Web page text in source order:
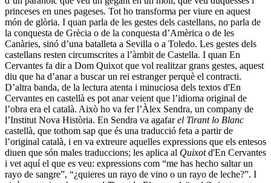
princeses en unes pageses. Tot ho transforma per viure en aquest
món de glòria. I quan parla de les gestes dels castellans, no parla de
la conquesta de Grècia o de la conquesta d’Amèrica o de les
Canàries, sinó d’una batalleta a Sevilla o a Toledo. Les gestes dels
castellans resten circumscrites a l’àmbit de Castella. I quan En
Cervantes fa dir a Dom Quixot que vol realitzar grans gestes, aquest
diu que ha d’anar a buscar un rei estranger perquè el contracti.
D’altra banda, de la lectura atenta i minuciosa dels textos d'En
Cervantes en castellà es pot anar veient que l’idioma original de
l’obra era el català. Això ho va fer l’Àlex Sendra, un company de
l’Institut Nova Història. En Sendra va agafarel Tirant lo Blanc
castellà, que tothom sap que és una traducció feta a partir de
l’original català, i en va extreure aquelles expressions que els entesos
diuen que són males traduccions; les aplica al Quixotd'En Cervantes
i vet aquí el que es veu: expressions com “me has hecho saltar un
rayo de sangre”, “¿quieres un rayo de vino o un rayo de leche?”. I